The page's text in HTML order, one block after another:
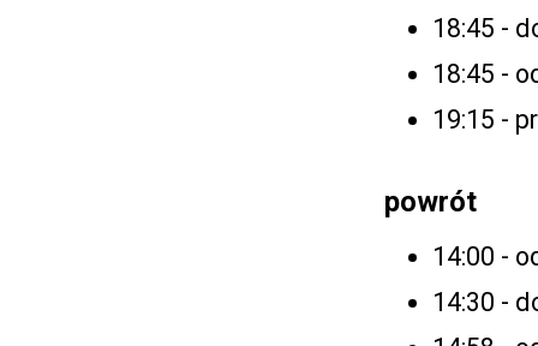
18:45 -
18:45 -
19:15 -
powrót
14:00 -
14:30 -